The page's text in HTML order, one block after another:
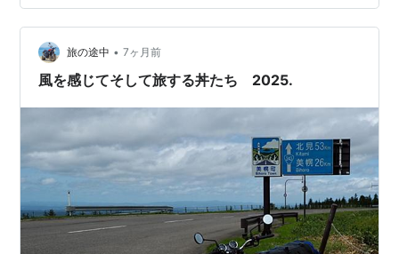
フィニウム、キーコ、キーコとブランコを漕いで、この
公園では森の妖精が遊んでいる。 さらに森は深まって、
ルピナスが最盛期を迎えている。藤を逆さにしたような
花穂は、白、赤、ピンク、オレンジ、…
旅の途中 • 7ヶ月前
風を感じてそして旅する丼たち 2025.